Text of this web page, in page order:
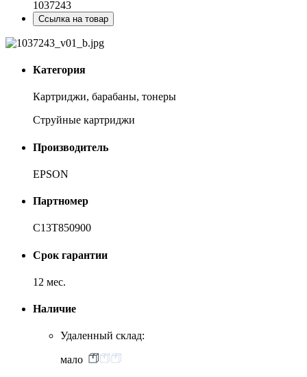
1037243
Ссылка на товар
Категория
Картриджи, барабаны, тонеры
Струйные картриджи
Производитель
EPSON
Партномер
C13T850900
Срок гарантии
12 мес.
Наличие
Удаленный склад:
мало